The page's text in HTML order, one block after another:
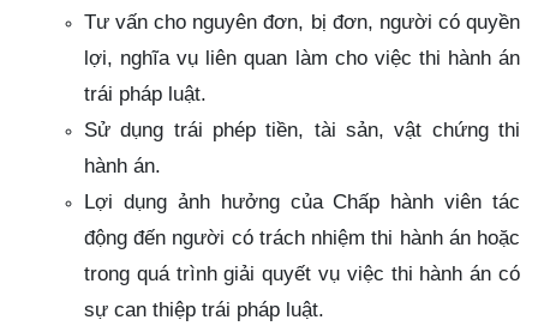
Tư vấn cho nguyên đơn, bị đơn, người có quyền
lợi, nghĩa vụ liên quan làm cho việc thi hành án
trái pháp luật.
Sử dụng trái phép tiền, tài sản, vật chứng thi
hành án.
Lợi dụng ảnh hưởng của Chấp hành viên tác
động đến người có trách nhiệm thi hành án hoặc
trong quá trình giải quyết vụ việc thi hành án có
sự can thiệp trái pháp luật.